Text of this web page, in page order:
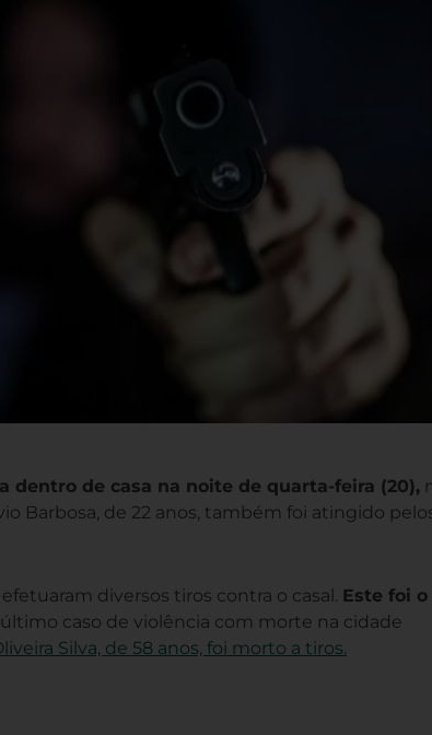
dentro de casa na noite de quarta-feira (20),
Barbosa, de 22 anos, também foi atingido
diversos tiros contra o casal. Este foi o
caso de violência com morte na cidade
Silva, de 58 anos, foi morto a tiros.